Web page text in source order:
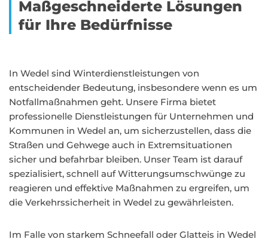
Maßgeschneiderte Lösungen
für Ihre Bedürfnisse
In Wedel sind Winterdienstleistungen von
entscheidender Bedeutung, insbesondere wenn es um
Notfallmaßnahmen geht. Unsere Firma bietet
professionelle Dienstleistungen für Unternehmen und
Kommunen in Wedel an, um sicherzustellen, dass die
Straßen und Gehwege auch in Extremsituationen
sicher und befahrbar bleiben. Unser Team ist darauf
spezialisiert, schnell auf Witterungsumschwünge zu
reagieren und effektive Maßnahmen zu ergreifen, um
die Verkehrssicherheit in Wedel zu gewährleisten.
Im Falle von starkem Schneefall oder Glatteis in Wedel